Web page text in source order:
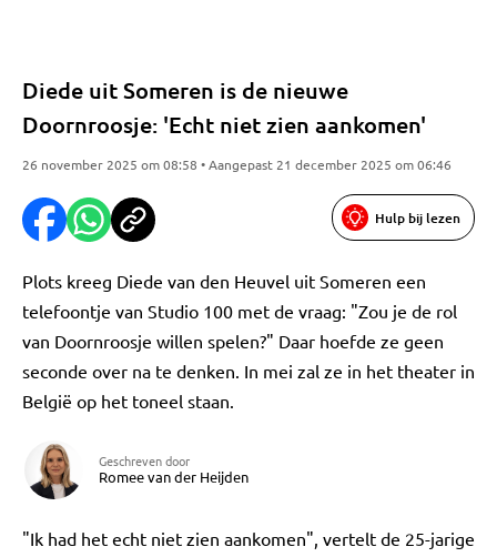
Diede uit Someren is de nieuwe
Doornroosje: 'Echt niet zien aankomen'
26 november 2025 om 08:58 • Aangepast 21 december 2025 om 06:46
Hulp bij lezen
Plots kreeg Diede van den Heuvel uit Someren een
telefoontje van Studio 100 met de vraag: "Zou je de rol
van Doornroosje willen spelen?" Daar hoefde ze geen
seconde over na te denken. In mei zal ze in het theater in
België op het toneel staan.
Geschreven door
Romee van der Heijden
"Ik had het echt niet zien aankomen", vertelt de 25-jarige